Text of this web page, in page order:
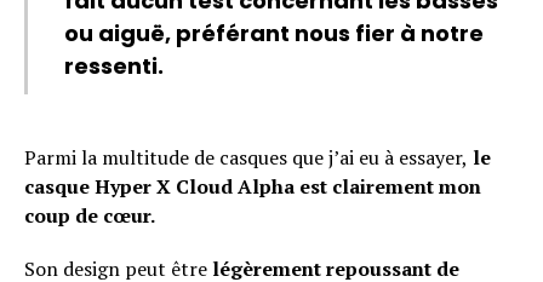
ou aiguë, préférant nous fier à notre
ressenti.
Parmi la multitude de casques que j’ai eu à essayer, le
casque Hyper X Cloud Alpha est clairement mon
coup de cœur.
Son design peut être légèrement repoussant de